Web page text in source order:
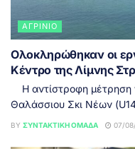
ΑΓΡΊΝΙΟ
Ολοκληρώθηκαν οι
Κέντρο της Λίμνης
Η αντίστροφη
Θαλάσσιου Σκι Νέων
BY ΣΥΝΤΑΚΤΙΚΉ ΟΜΆΔΑ 07/